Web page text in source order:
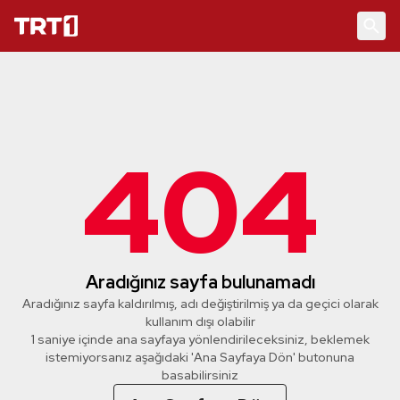
404
Aradığınız sayfa bulunamadı
Aradığınız sayfa kaldırılmış, adı değiştirilmiş ya da geçici olarak
kullanım dışı olabilir
1 saniye içinde ana sayfaya yönlendirileceksiniz, beklemek
istemiyorsanız aşağıdaki 'Ana Sayfaya Dön' butonuna
basabilirsiniz